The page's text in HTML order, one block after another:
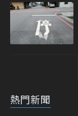
熱門新聞